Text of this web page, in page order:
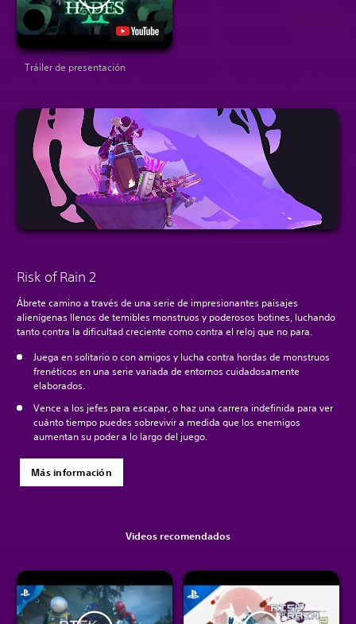
Tráiler de presentación
Risk of Rain 2
Ábrete camino a través de una serie de impresionantes paisajes
alienígenas llenos de temibles monstruos y poderosos botines, luchando
tanto contra la dificultad creciente como contra el reloj que no para.
Juega en solitario o con amigos y lucha contra hordas de monstruos
frenéticos en una serie variada de entornos cuidadosamente
elaborados.
Vence a los jefes para escapar, o haz una carrera indefinida para ver
cuánto tiempo puedes sobrevivir a medida que los enemigos
aumentan su poder a lo largo del juego.
Más información
Videos recomendados